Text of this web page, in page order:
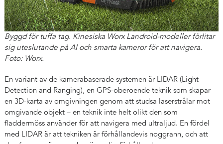
Byggd för tuffa tag. Kinesiska Worx Landroid-modeller förlitar
sig uteslutande på AI och smarta kameror för att navigera.
Foto: Worx.
En variant av de kamerabaserade systemen är LIDAR (Light
Detection and Ranging), en GPS-oberoende teknik som skapar
en 3D-karta av omgivningen genom att studsa laserstrålar mot
omgivande objekt – en teknik inte helt olikt den som
fladdermöss använder för att navigera med ultraljud. En fördel
med LIDAR är att tekniken är förhållandevis noggrann, och att